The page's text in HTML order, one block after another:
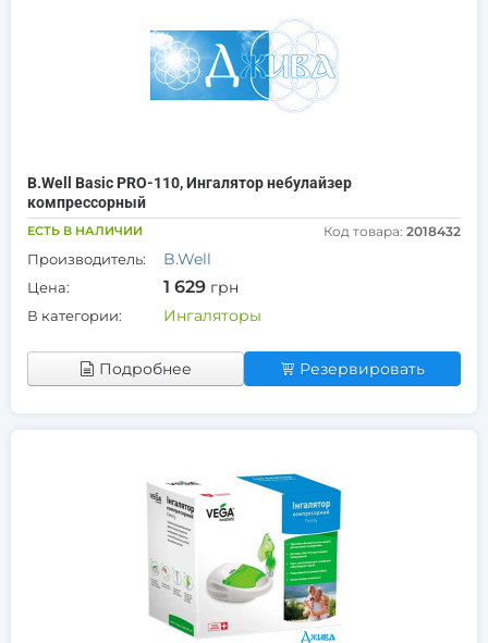
B.Well Basic PRO-110, Ингалятор небулайзер
компрессорный
ЕСТЬ В НАЛИЧИИ Код товара: 2018432
Производитель: B.Well
Цена: 1 629 грн
В категории: Ингаляторы
Подробнее Резервировать